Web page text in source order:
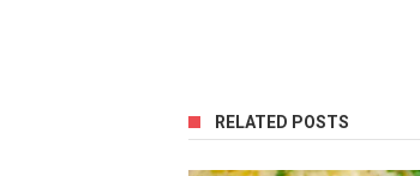
RELATED POSTS